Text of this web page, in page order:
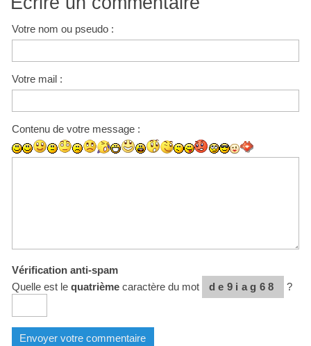
Votre nom ou pseudo :
Votre mail :
Contenu de votre message :
Vérification anti-spam
Quelle est le quatrièmecaractère du mot de9iag68 ?